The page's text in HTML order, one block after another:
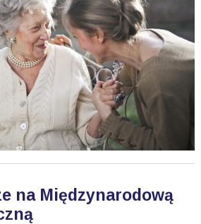
na Międzynarodową